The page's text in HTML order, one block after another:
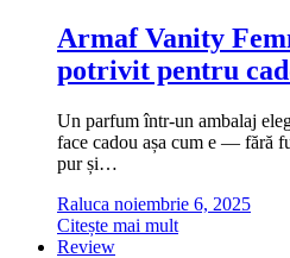
Armaf Vanity
potrivit pentru
Un parfum într-un ambalaj
face cadou așa cum e — fără
pur și…
Raluca noiembrie 6, 2025
Citește mai mult
Review